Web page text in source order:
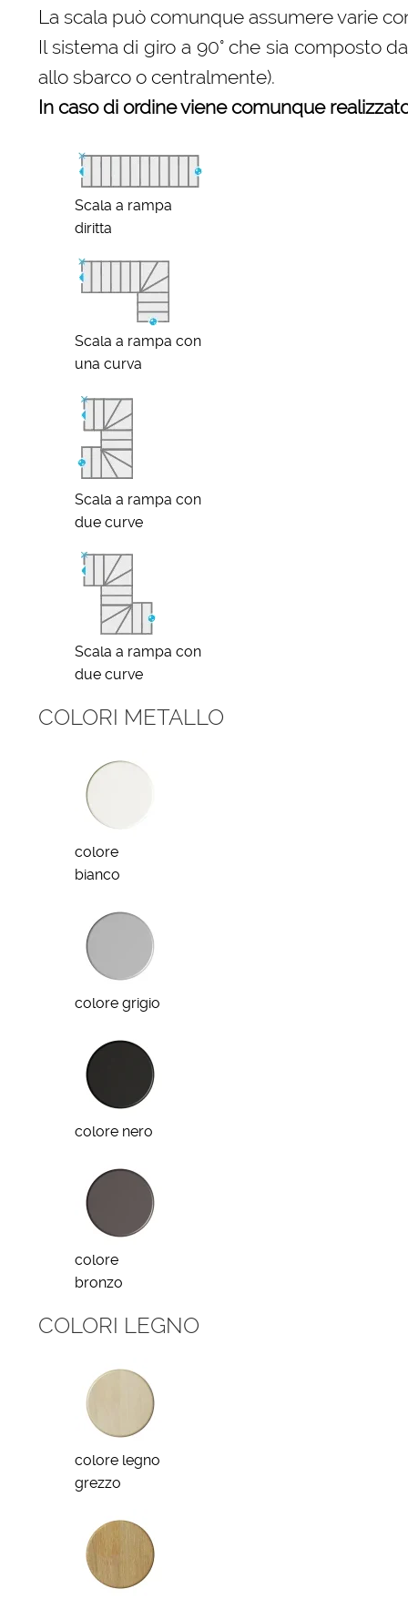
La scala può comunque assumere varie
Il sistema di giro a 90° che sia composto
allo sbarco o centralmente).
In caso di ordine viene comunque
Scala a rampa
diritta
Scala a rampa con
una curva
Scala a rampa con
due curve
Scala a rampa con
due curve
COLORI METALLO
colore
bianco
colore grigio
colore nero
colore
bronzo
COLORI LEGNO
colore legno
grezzo